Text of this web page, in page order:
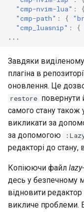
"cmp-nvim-lua" : {
"cmp-path" : {
"cmp_luasnip" : {
...
Завдяки
плагіна в
оновлення. Це
restore повернути
самого стану також
викликати за
за допомогою
редакторі до стану,
Копіюючи файл
десь у безпечному
відновити
викличе проблеми.